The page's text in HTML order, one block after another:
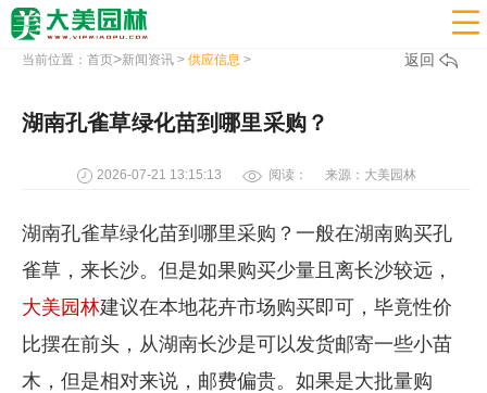

当前位置： 首页>新闻资讯> 供应信息 > 返回
湖南孔雀草绿化苗到哪里采购？
2026-07-21 13:15:13 阅读： 来源：大美园林
湖南孔雀草绿化苗到哪里采购？一般在湖南购买孔
雀草，来长沙。但是如果购买少量且离长沙较远，
大美园林建议在本地花卉市场购买即可，毕竟性价
比摆在前头，从湖南长沙是可以发货邮寄一些小苗
木，但是相对来说，邮费偏贵。如果是大批量购